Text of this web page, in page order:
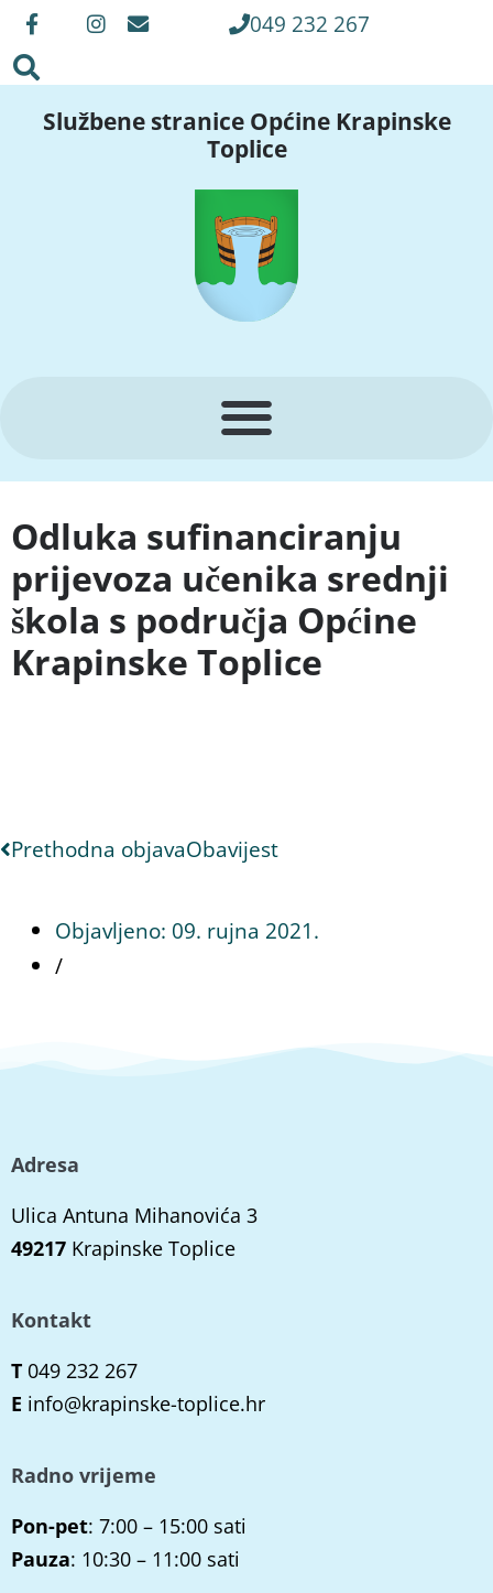
049 232 267
Službene stranice Općine Krapinske
Toplice
Odluka sufinanciranju
prijevoza učenika srednji
škola s područja Općine
Krapinske Toplice
Prethodna objavaObavijest
Objavljeno: 09. rujna 2021.
/
Adresa
Ulica Antuna Mihanovića 3
49217 Krapinske Toplice
Kontakt
T 049 232 267
E info@krapinske-toplice.hr
Radno vrijeme
Pon-pet: 7:00 – 15:00 sati
Pauza: 10:30 – 11:00 sati